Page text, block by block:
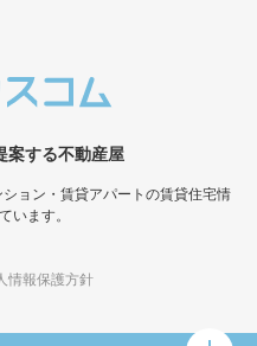
案する不動産屋
ョン・賃貸アパートの賃貸住宅情
います。
情報保護方針